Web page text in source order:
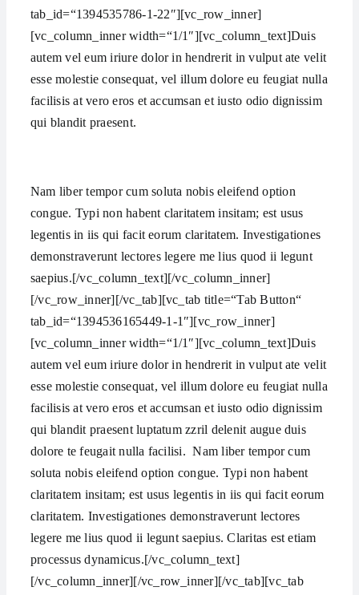
tab_id=“1394535786-1-22″][vc_row_inner]
[vc_column_inner width=“1/1″][vc_column_text]Duis
autem vel eum iriure dolor in hendrerit in vulput ate velit
esse molestie consequat, vel illum dolore eu feugiat nulla
facilisis at vero eros et accumsan et iusto odio dignissim
qui blandit praesent.
Nam liber tempor cum soluta nobis eleifend option
congue. Typi non habent claritatem insitam; est usus
legentis in iis qui facit eorum claritatem. Investigationes
demonstraverunt lectores legere me lius quod ii legunt
saepius.[/vc_column_text][/vc_column_inner]
[/vc_row_inner][/vc_tab][vc_tab title=“Tab Button“
tab_id=“1394536165449-1-1″][vc_row_inner]
[vc_column_inner width=“1/1″][vc_column_text]Duis
autem vel eum iriure dolor in hendrerit in vulput ate velit
esse molestie consequat, vel illum dolore eu feugiat nulla
facilisis at vero eros et accumsan et iusto odio dignissim
qui blandit praesent luptatum zzril delenit augue duis
dolore te feugait nulla facilisi. Nam liber tempor cum
soluta nobis eleifend option congue. Typi non habent
claritatem insitam; est usus legentis in iis qui facit eorum
claritatem. Investigationes demonstraverunt lectores
legere me lius quod ii legunt saepius. Claritas est etiam
processus dynamicus.[/vc_column_text]
[/vc_column_inner][/vc_row_inner][/vc_tab][vc_tab